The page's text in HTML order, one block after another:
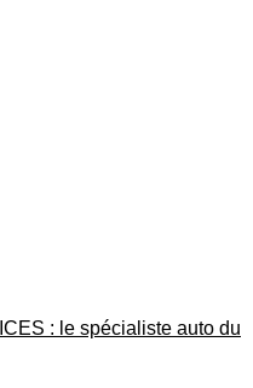
: le spécialiste auto du